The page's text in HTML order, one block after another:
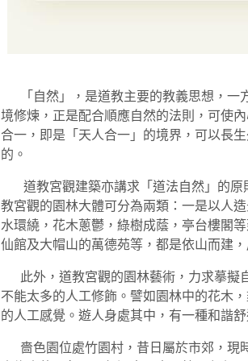
「自然」，是道教主要的教義思想，一
境修煉，正是配合順應自然的法則，可使
合一，即是「天人合一」的境界，可以長
的。
道教宮觀建築亦講求「道法自然」的原
教宮觀的園林大體可分為兩類：一是以人
水環繞，花木蔥鬱，綠樹成蔭，亭台樓閣
仙館及大帽山的萬德苑等，都是依山而建
此外，道教宮觀的園林藝術，力求摹擬
不能太多的人工修飾。譬如園林中的花木
的人工感覺。遊人身處其中，有一種和諧
嗇色園位處竹園村，昔日屬於市郊，現